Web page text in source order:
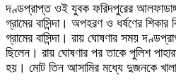
দণ্ডপ্রাপ্ত ওই যুবক ফরিদপুরের
গ্রামের বাসিন্দা। অপহরণ ও ধর্ষণের
গ্রামের বাসিন্দা। রায় ঘোষণার সময়
ছিলেন। রায় ঘোষণার পর তাকে পুলিশ
হয়। মোট তিন আসামির মধ্যে দুজনকে